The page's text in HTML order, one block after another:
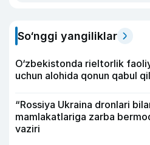
So‘nggi yangiliklar
O‘zbekistonda rieltorlik
uchun alohida qonun qabul
“Rossiya Ukraina dronlari
mamlakatlariga zarba
vaziri